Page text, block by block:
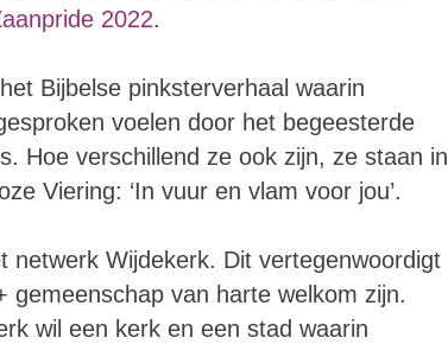
2022.
Bijbelse pinksterverhaal waarin
voelen door het begeesterde
Hoe verschillend ze ook zijn, ze staan in
Viering: ‘In vuur en vlam voor jou’.
netwerk Wijdekerk. Dit vertegenwoordigt
gemeenschap van harte welkom zijn.
wil een kerk en een stad waarin